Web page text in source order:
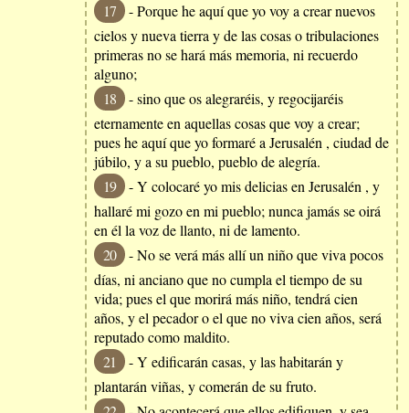
17
- Porque he aquí que yo voy a crear nuevos
cielos y nueva tierra y de las cosas o tribulaciones
primeras no se hará más memoria, ni recuerdo
alguno;
18
- sino que os alegraréis, y regocijaréis
eternamente en aquellas cosas que voy a crear;
pues he aquí que yo formaré a Jerusalén , ciudad de
júbilo, y a su pueblo, pueblo de alegría.
19
- Y colocaré yo mis delicias en Jerusalén , y
hallaré mi gozo en mi pueblo; nunca jamás se oirá
en él la voz de llanto, ni de lamento.
20
- No se verá más allí un niño que viva pocos
días, ni anciano que no cumpla el tiempo de su
vida; pues el que morirá más niño, tendrá cien
años, y el pecador o el que no viva cien años, será
reputado como maldito.
21
- Y edificarán casas, y las habitarán y
plantarán viñas, y comerán de su fruto.